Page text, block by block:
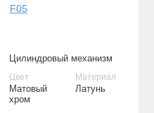
Цилиндровый механизм
Extreza AS-60 ключ-ключ
25x10x25 (30/30) матовый
хром F05
Цвет
Матовый
хром
Материал
Латунь